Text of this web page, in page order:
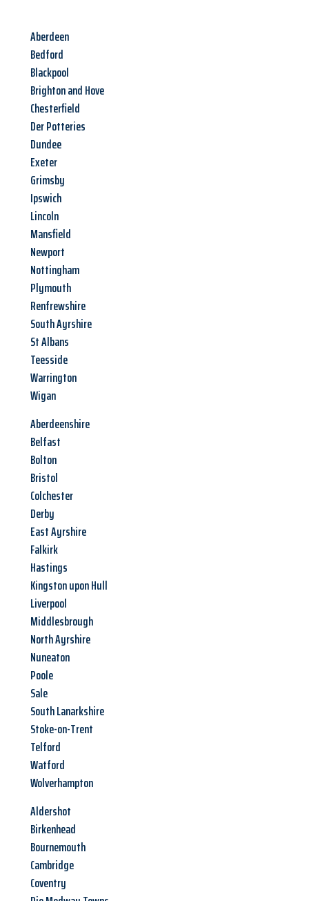
Aberdeen
Bedford
Blackpool
Brighton and Hove
Chesterfield
Der Potteries
Dundee
Exeter
Grimsby
Ipswich
Lincoln
Mansfield
Newport
Nottingham
Plymouth
Renfrewshire
South Ayrshire
St Albans
Teesside
Warrington
Wigan
Aberdeenshire
Belfast
Bolton
Bristol
Colchester
Derby
East Ayrshire
Falkirk
Hastings
Kingston upon Hull
Liverpool
Middlesbrough
North Ayrshire
Nuneaton
Poole
Sale
South Lanarkshire
Stoke-on-Trent
Telford
Watford
Wolverhampton
Aldershot
Birkenhead
Bournemouth
Cambridge
Coventry